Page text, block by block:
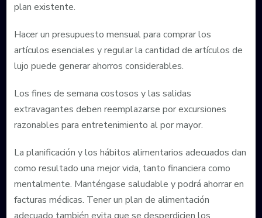
plan existente.
Hacer un presupuesto mensual para comprar los
artículos esenciales y regular la cantidad de artículos de
lujo puede generar ahorros considerables.
Los fines de semana costosos y las salidas
extravagantes deben reemplazarse por excursiones
razonables para entretenimiento al por mayor.
La planificación y los hábitos alimentarios adecuados dan
como resultado una mejor vida, tanto financiera como
mentalmente. Manténgase saludable y podrá ahorrar en
facturas médicas. Tener un plan de alimentación